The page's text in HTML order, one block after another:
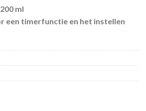
200 ml
een timerfunctie en het instellen